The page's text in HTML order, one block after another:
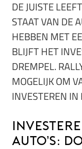
DE JUISTE
STAAT VAN DE
HEBBEN MET
BLIJFT HET
DREMPEL.
MOGELIJK OM
INVESTEREN IN
auto’s: